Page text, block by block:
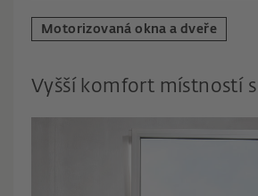
Motorizovaná okna a dveře
Vyšší komfort místností